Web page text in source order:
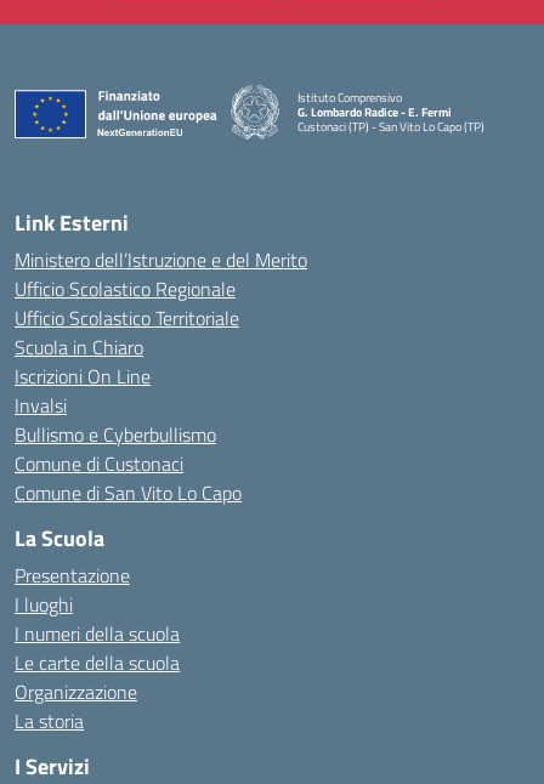
Istituto Comprensivo
G. Lombardo Radice - E. Fermi
Custonaci (TP) - San Vito Lo Capo (TP)
— Visita la pagina iniziale della scuola
Link Esterni
Ministero dell’Istruzione e del Merito
Ufficio Scolastico Regionale
Ufficio Scolastico Territoriale
Scuola in Chiaro
Iscrizioni On Line
Invalsi
Bullismo e Cyberbullismo
Comune di Custonaci
Comune di San Vito Lo Capo
La Scuola
Presentazione
I luoghi
I numeri della scuola
Le carte della scuola
Organizzazione
La storia
I Servizi